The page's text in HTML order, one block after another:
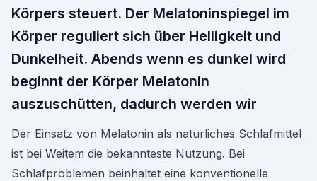
Körpers steuert. Der Melatoninspiegel im
Körper reguliert sich über Helligkeit und
Dunkelheit. Abends wenn es dunkel wird
beginnt der Körper Melatonin
auszuschütten, dadurch werden wir
Der Einsatz von Melatonin als natürliches Schlafmittel
ist bei Weitem die bekannteste Nutzung. Bei
Schlafproblemen beinhaltet eine konventionelle